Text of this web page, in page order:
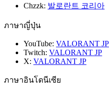
Chzzk: 발로란트 코리아
ภาษาญี่ปุ่น
YouTube: VALORANT JP
Twitch: VALORANT JP
X: VALORANT JP
ภาษาอินโดนีเซีย